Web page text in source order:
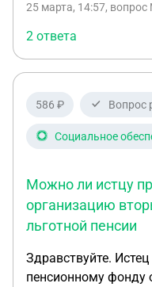
01.01.25, родила я 24.01.25 и детское пособие
начали выплачивать
их обязали
по 09.05.25. Сейчас
больничный лист,
возвращать назад
25 марта, 14:57,
2 ответа
586 ₽ Вопрос
Социальное
Можно ли истцу
организацию
льготной пенсии
Здравствуйте.
пенсионному фонду